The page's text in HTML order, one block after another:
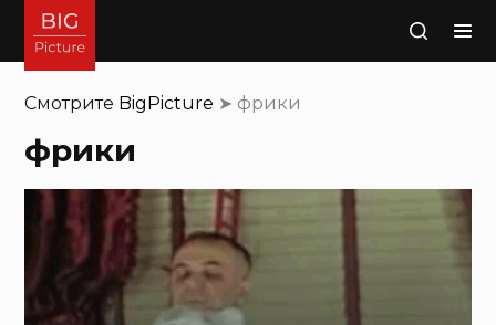
Поиск
Смотрите BigPicture ➤ фрики
фрики